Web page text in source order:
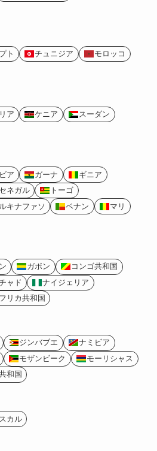
ト チュニジア
モロッコ
ア ケニア
スーダン
ア ガーナ
ギニア
セネガル
トーゴ
キナファソ ベナン
マリ
ガボン
コンゴ共和国
ャド
ナイジェリア
リカ共和国
ジンバブエ
ナミビア
モザンビーク
モーリシャス
和国
カル